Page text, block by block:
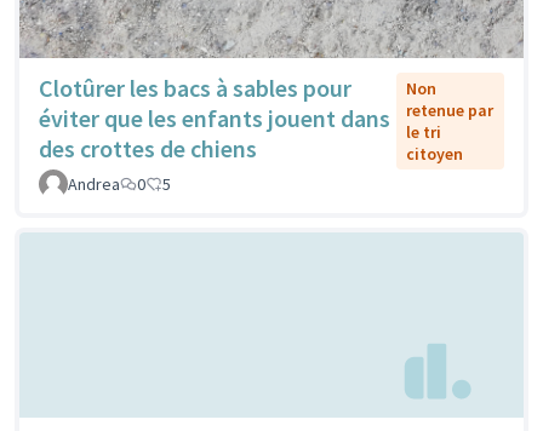
Clotûrer les bacs à sables pour
éviter que les enfants jouent dans
des crottes de chiens
Non
retenue par
le tri
citoyen
Andrea
0 5